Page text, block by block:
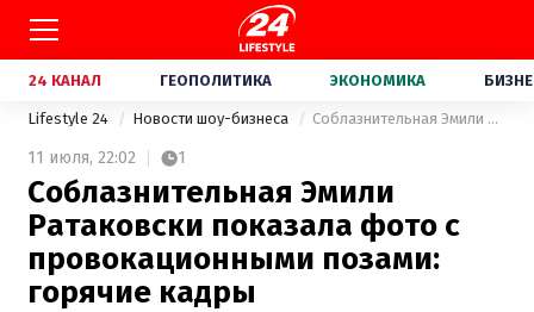
24 КАНАЛ ГЕОПОЛИТИКА ЭКОНОМИКА
Lifestyle 24 Новости шоу-бизнеса Соблазнительная Эмили Ратаковски показала фото с провокационными позами: горячие кадры
11 июля, 22:02 1
Соблазнительная Эмили
Ратаковски показала фото с
провокационными позами:
горячие кадры